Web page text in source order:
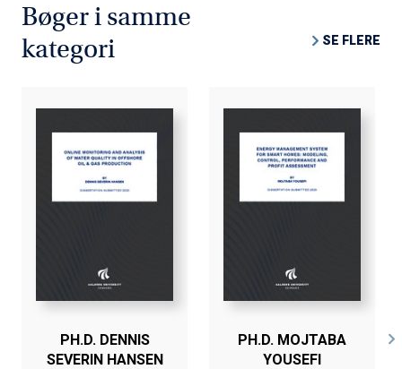
Bøger i samme
kategori
SE FLERE
PH.D. DENNIS
SEVERIN HANSEN
PH.D. MOJTABA
YOUSEFI